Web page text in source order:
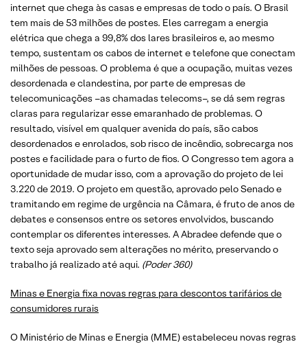
internet que chega às casas e empresas de todo o país. O Brasil
tem mais de 53 milhões de postes. Eles carregam a energia
elétrica que chega a 99,8% dos lares brasileiros e, ao mesmo
tempo, sustentam os cabos de internet e telefone que conectam
milhões de pessoas. O problema é que a ocupação, muitas vezes
desordenada e clandestina, por parte de empresas de
telecomunicações –as chamadas telecoms–, se dá sem regras
claras para regularizar esse emaranhado de problemas. O
resultado, visível em qualquer avenida do país, são cabos
desordenados e enrolados, sob risco de incêndio, sobrecarga nos
postes e facilidade para o furto de fios. O Congresso tem agora a
oportunidade de mudar isso, com a aprovação do projeto de lei
3.220 de 2019. O projeto em questão, aprovado pelo Senado e
tramitando em regime de urgência na Câmara, é fruto de anos de
debates e consensos entre os setores envolvidos, buscando
contemplar os diferentes interesses. A Abradee defende que o
texto seja aprovado sem alterações no mérito, preservando o
trabalho já realizado até aqui. (Poder 360)
Minas e Energia fixa novas regras para descontos tarifários de
consumidores rurais
O Ministério de Minas e Energia (MME) estabeleceu novas regras